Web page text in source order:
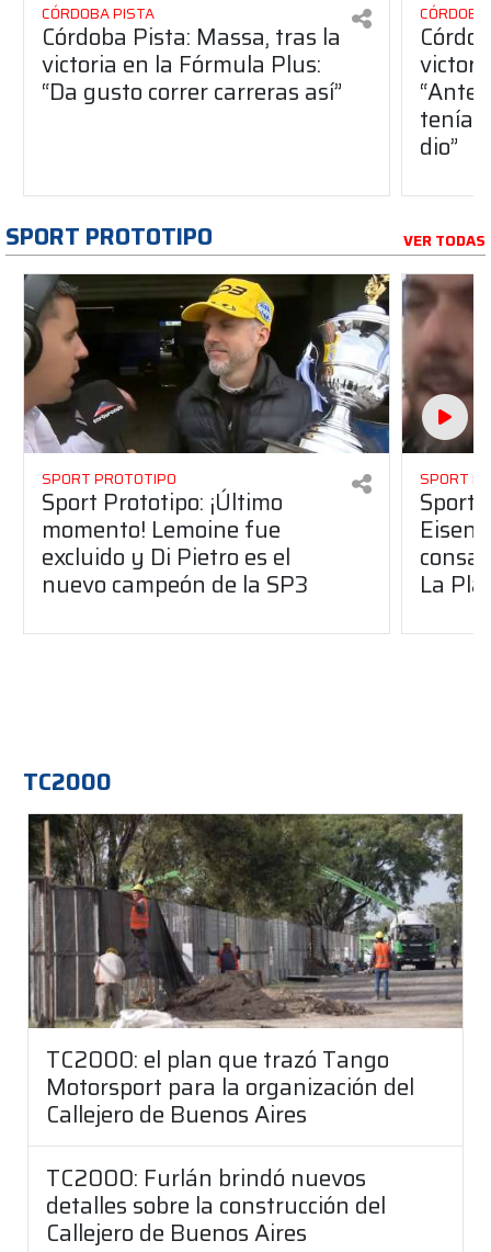
CÓRDOBA PISTA
Córdoba Pista: Massa, tras la
victoria en la Fórmula Plus:
“Da gusto correr carreras así”
dio”
SPORT PROTOTIPO VER TODAS
SPORT PROTOTIPO
Sport Prototipo: ¡Último
momento! Lemoine fue
excluido y Di Pietro es el
nuevo campeón de la SP3
SPORT
Sport
La
TC2000
TC2000: el plan que trazó Tango
Motorsport para la organización del
Callejero de Buenos Aires
TC2000: Furlán brindó nuevos
detalles sobre la construcción del
Callejero de Buenos Aires